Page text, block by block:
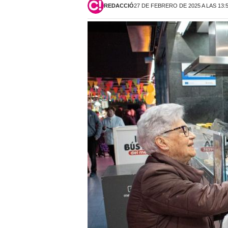
REDACCIÓ27 DE FEBRERO DE 2025 A LAS